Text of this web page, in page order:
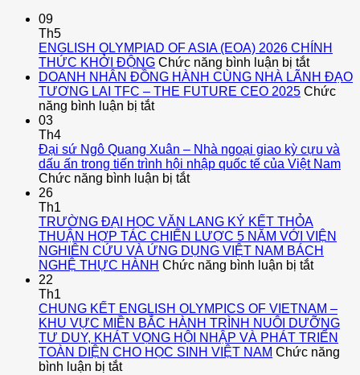
09
Th5
ENGLISH OLYMPIAD OF ASIA (EOA) 2026 CHÍNH
THỨC KHỞI ĐỘNG Chức năng bình luận bị tắtở
2026
CHÍNH
DOANH NHÂN ĐỒNG HÀNH CÙNG NHÀ LÃNH ĐẠO
TƯƠNG LAI TFC – THE FUTURE CEO 2025 Chức
năng bình luận bị tắtở
ĐỒNG
HÀNH
CÙNG
ĐẠO
TƯƠNG
LAI
TFC
FUTURE
CEO
2025
03
Th4
Đại sứ Ngô Quang Xuân – Nhà ngoại giao kỳ cựu và
dấu ấn trong tiến trình hội nhập quốc tế của Việt Nam
Chức năng bình luận bị tắtở
Ngô
Quang
Xuân
–
giao
kỳ
cựu
và
26
Th1
TRƯỜNG ĐẠI HỌC VĂN LANG KÝ KẾT THỎA
THUẬN HỢP TÁC CHIẾN LƯỢC 5 NĂM VỚI VIỆN
NGHIÊN CỨU VÀ ỨNG DỤNG VIỆT NAM BÁCH
NGHỆ THỰC HÀNH Chức năng bình luận bị tắtở
HỌC
VĂN
LANG
KÝ
22
Th1
CHUNG KẾT ENGLISH OLYMPICS OF VIETNAM –
KHU VỰC MIỀN BẮC HÀNH TRÌNH NUÔI DƯỠNG
TƯ DUY, KHÁT VỌNG HỘI NHẬP VÀ PHÁT TRIỂN
TOÀN DIỆN CHO HỌC SINH VIỆT NAM Chức năng
bình luận bị tắtở